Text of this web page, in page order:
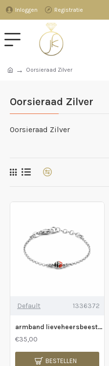
Inloggen Registratie
Oorsieraad Zilver
Oorsieraad Zilver
Oorsieraad Zilver
Default 1336372
armband lieveheersbeestje 11 + 2 cm - 2010413
€35,00
BESTELLEN